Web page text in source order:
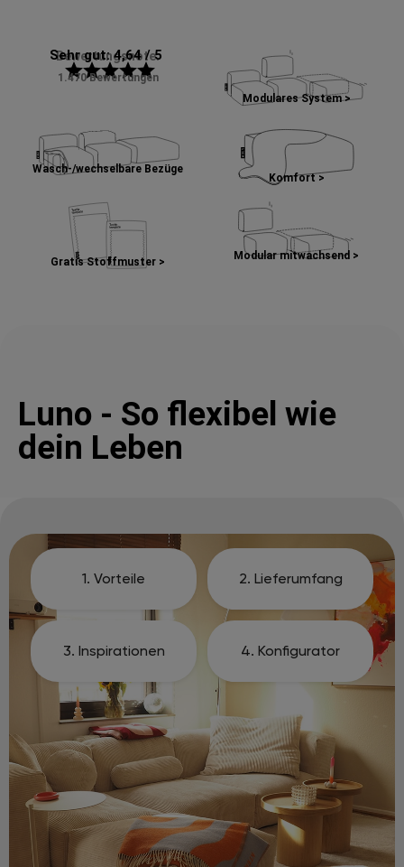
Bewertungsnote:
Sehr gut: 4,64 / 5
starstarstarstarstar
1.470 Bewertungen
Modulares System >
Wasch-/wechselbare Bezüge
Komfort >
Gratis Stoffmuster >
Modular mitwachsend >
Luno - So flexibel wie
dein Leben
1. Vorteile 2. Lieferumfang
3. Inspirationen 4. Konfigurator